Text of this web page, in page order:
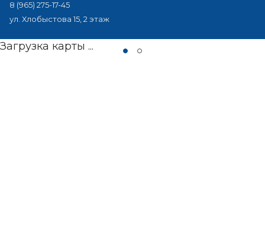
8 (965) 275-17-45
ул. Хлобыстова 15, 2 этаж
Загрузка карты ...